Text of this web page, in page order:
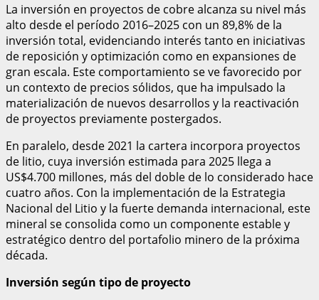
La inversión en proyectos de cobre alcanza su nivel más
alto desde el período 2016–2025 con un 89,8% de la
inversión total, evidenciando interés tanto en iniciativas
de reposición y optimización como en expansiones de
gran escala. Este comportamiento se ve favorecido por
un contexto de precios sólidos, que ha impulsado la
materialización de nuevos desarrollos y la reactivación
de proyectos previamente postergados.
En paralelo, desde 2021 la cartera incorpora proyectos
de litio, cuya inversión estimada para 2025 llega a
US$4.700 millones, más del doble de lo considerado hace
cuatro años. Con la implementación de la Estrategia
Nacional del Litio y la fuerte demanda internacional, este
mineral se consolida como un componente estable y
estratégico dentro del portafolio minero de la próxima
década.
Inversión según tipo de proyecto